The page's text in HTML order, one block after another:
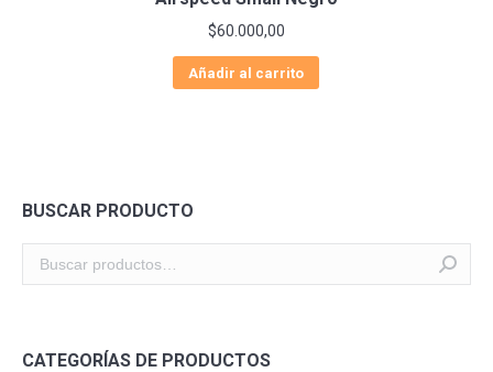
$60.000,00
Añadir al carrito
BUSCAR PRODUCTO
CATEGORÍAS DE PRODUCTOS